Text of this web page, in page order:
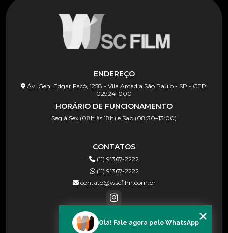
ENDEREÇO
Av. Gen. Edgar Facó, 1258 - Vila Arcadia São Paulo - SP - CEP:
02924-000
HORÁRIO DE FUNCIONAMENTO
Seg à Sex (08h às 18h) e Sab (08:30–13:00)
CONTATOS
(11) 91367-2222
(11) 91367-2222
contato@wscfilm.com.br
MENU
Olá! Fale agora pelo WhatsApp